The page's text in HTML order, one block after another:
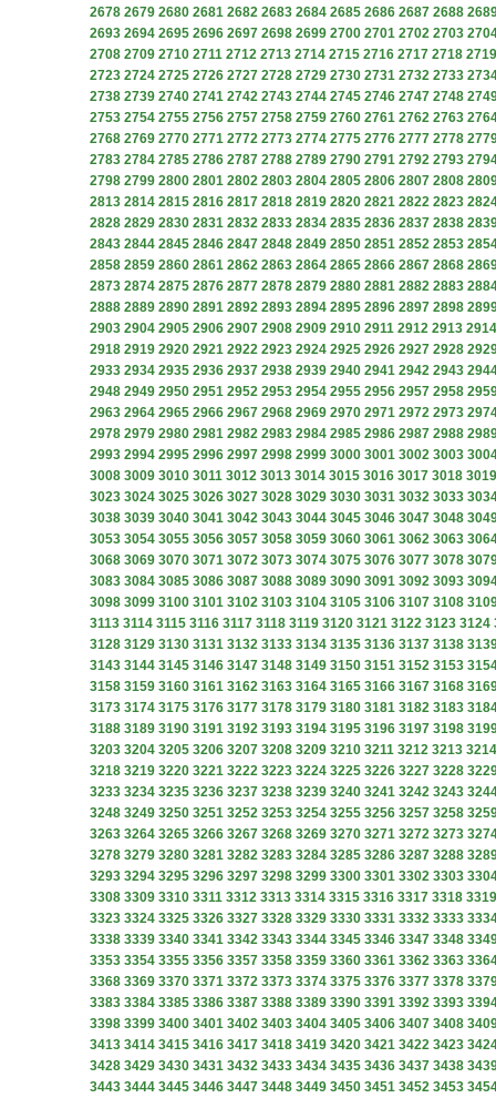
2678 2679 2680 2681 2682 2683 2684 2685 2686 2687 2688
2693 2694 2695 2696 2697 2698 2699 2700 2701 2702 2703
2708 2709 2710 2711 2712 2713 2714 2715 2716 2717 2718 2719
2723 2724 2725 2726 2727 2728 2729 2730 2731 2732 2733
2738 2739 2740 2741 2742 2743 2744 2745 2746 2747 2748
2753 2754 2755 2756 2757 2758 2759 2760 2761 2762 2763
2768 2769 2770 2771 2772 2773 2774 2775 2776 2777 2778
2783 2784 2785 2786 2787 2788 2789 2790 2791 2792 2793
2798 2799 2800 2801 2802 2803 2804 2805 2806 2807 2808
2813 2814 2815 2816 2817 2818 2819 2820 2821 2822 2823
2828 2829 2830 2831 2832 2833 2834 2835 2836 2837 2838
2843 2844 2845 2846 2847 2848 2849 2850 2851 2852 2853
2858 2859 2860 2861 2862 2863 2864 2865 2866 2867 2868
2873 2874 2875 2876 2877 2878 2879 2880 2881 2882 2883
2888 2889 2890 2891 2892 2893 2894 2895 2896 2897 2898
2903 2904 2905 2906 2907 2908 2909 2910 2911 2912 2913 2914
2918 2919 2920 2921 2922 2923 2924 2925 2926 2927 2928
2933 2934 2935 2936 2937 2938 2939 2940 2941 2942 2943
2948 2949 2950 2951 2952 2953 2954 2955 2956 2957 2958
2963 2964 2965 2966 2967 2968 2969 2970 2971 2972 2973
2978 2979 2980 2981 2982 2983 2984 2985 2986 2987 2988
2993 2994 2995 2996 2997 2998 2999 3000 3001 3002 3003
3008 3009 3010 3011 3012 3013 3014 3015 3016 3017 3018 3019
3023 3024 3025 3026 3027 3028 3029 3030 3031 3032 3033
3038 3039 3040 3041 3042 3043 3044 3045 3046 3047 3048
3053 3054 3055 3056 3057 3058 3059 3060 3061 3062 3063
3068 3069 3070 3071 3072 3073 3074 3075 3076 3077 3078
3083 3084 3085 3086 3087 3088 3089 3090 3091 3092 3093
3098 3099 3100 3101 3102 3103 3104 3105 3106 3107 3108
3113 3114 3115 3116 3117 3118 3119 3120 3121 3122 3123 3124
3128 3129 3130 3131 3132 3133 3134 3135 3136 3137 3138
3143 3144 3145 3146 3147 3148 3149 3150 3151 3152 3153
3158 3159 3160 3161 3162 3163 3164 3165 3166 3167 3168
3173 3174 3175 3176 3177 3178 3179 3180 3181 3182 3183
3188 3189 3190 3191 3192 3193 3194 3195 3196 3197 3198
3203 3204 3205 3206 3207 3208 3209 3210 3211 3212 3213 3214
3218 3219 3220 3221 3222 3223 3224 3225 3226 3227 3228
3233 3234 3235 3236 3237 3238 3239 3240 3241 3242 3243
3248 3249 3250 3251 3252 3253 3254 3255 3256 3257 3258
3263 3264 3265 3266 3267 3268 3269 3270 3271 3272 3273
3278 3279 3280 3281 3282 3283 3284 3285 3286 3287 3288
3293 3294 3295 3296 3297 3298 3299 3300 3301 3302 3303
3308 3309 3310 3311 3312 3313 3314 3315 3316 3317 3318 3319
3323 3324 3325 3326 3327 3328 3329 3330 3331 3332 3333
3338 3339 3340 3341 3342 3343 3344 3345 3346 3347 3348
3353 3354 3355 3356 3357 3358 3359 3360 3361 3362 3363
3368 3369 3370 3371 3372 3373 3374 3375 3376 3377 3378
3383 3384 3385 3386 3387 3388 3389 3390 3391 3392 3393
3398 3399 3400 3401 3402 3403 3404 3405 3406 3407 3408
3413 3414 3415 3416 3417 3418 3419 3420 3421 3422 3423
3428 3429 3430 3431 3432 3433 3434 3435 3436 3437 3438
3443 3444 3445 3446 3447 3448 3449 3450 3451 3452 3453